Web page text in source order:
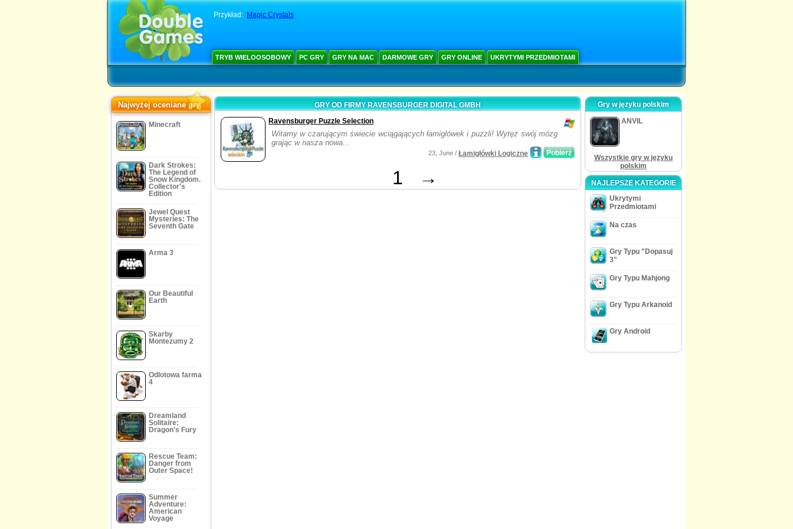
Przykład: Magic Crystals
TRYB WIELOOSOBOWY PC GRY GRY NA MAC DARMOWE GRY GRY ONLINE UKRYTYMI PRZEDMIOTAMI
Najwyżej oceniane gry
Minecraft
Dark Strokes:
The Legend of
Snow Kingdom.
Collector's
Edition
Jewel Quest
Mysteries: The
Seventh Gate
Arma 3
Our Beautiful
Earth
Skarby
Montezumy 2
Odlotowa farma
4
Dreamland
Solitaire:
Dragon's Fury
Rescue Team:
Danger from
Outer Space!
Summer
Adventure:
American
Voyage
GRY OD FIRMY RAVENSBURGER DIGITAL GMBH
Ravensburger Puzzle Selection
Witamy w czarującym świecie wciągających łamiglówek i puzzli! Wytęż swój mózg
grając w nasza nowa...
Pobierz
23, June / Łamigłówki Logiczne
1 →
Gry w języku polskim
ANVIL
Wszystkie gry w języku
polskim
NAJLEPSZE KATEGORIE
Ukrytymi
Przedmiotami
Na czas
Gry Typu "Dopasuj
3"
Gry Typu Mahjong
Gry Typu Arkanoid
Gry Android